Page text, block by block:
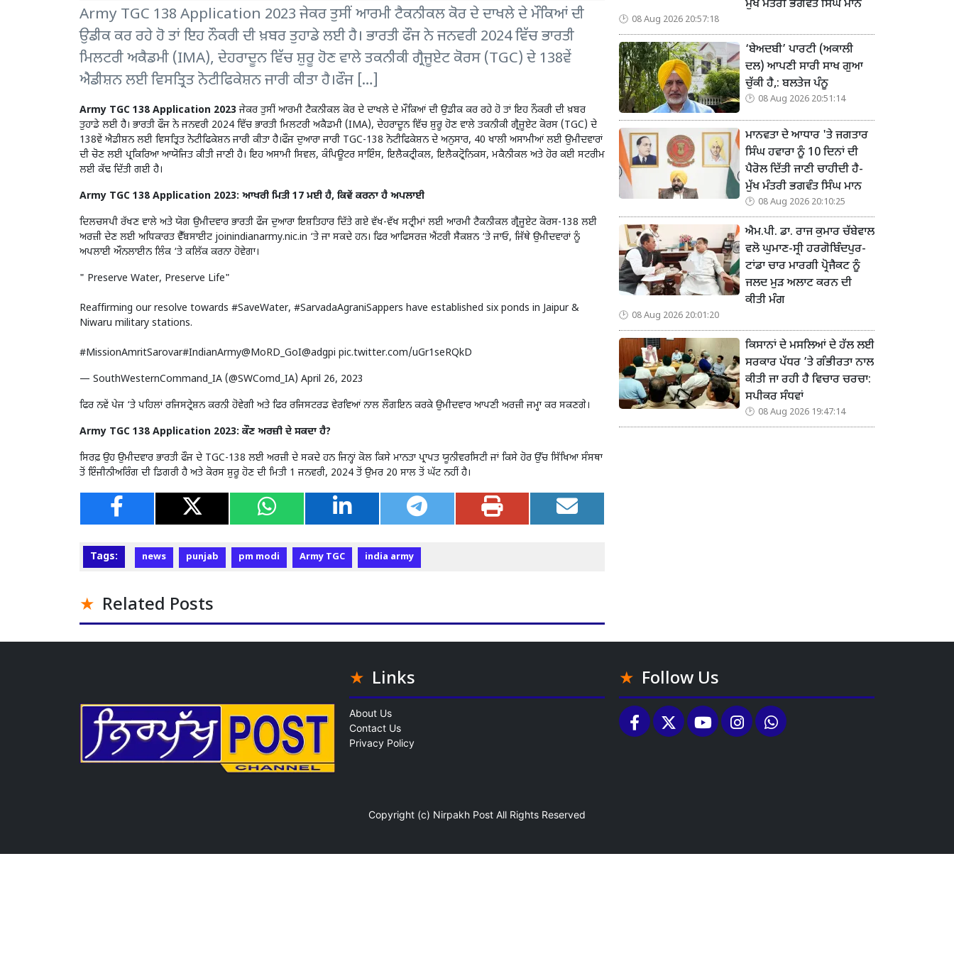
Army TGC 138 Application 2023 ਜੇਕਰ ਤੁਸੀਂ ਆਰਮੀ ਟੈਕਨੀਕਲ ਕੋਰ ਦੇ ਦਾਖਲੇ ਦੇ ਮੌਕਿਆਂ ਦੀ
ਉਡੀਕ ਕਰ ਰਹੇ ਹੋ ਤਾਂ ਇਹ ਨੌਕਰੀ ਦੀ ਖ਼ਬਰ ਤੁਹਾਡੇ ਲਈ ਹੈ। ਭਾਰਤੀ ਫੌਜ ਨੇ ਜਨਵਰੀ 2024 ਵਿੱਚ ਭਾਰਤੀ
ਮਿਲਟਰੀ ਅਕੈਡਮੀ (IMA), ਦੇਹਰਾਦੂਨ ਵਿੱਚ ਸ਼ੁਰੂ ਹੋਣ ਵਾਲੇ ਤਕਨੀਕੀ ਗ੍ਰੈਜੂਏਟ ਕੋਰਸ (TGC) ਦੇ 138ਵੇਂ
ਐਡੀਸ਼ਨ ਲਈ ਵਿਸਤ੍ਰਿਤ ਨੋਟੀਫਿਕੇਸ਼ਨ ਜਾਰੀ ਕੀਤਾ ਹੈ।ਫੌਜ […]
Army TGC 138 Application 2023 ਜੇਕਰ ਤੁਸੀਂ ਆਰਮੀ ਟੈਕਨੀਕਲ ਕੋਰ ਦੇ ਦਾਖਲੇ ਦੇ ਮੌਕਿਆਂ ਦੀ ਉਡੀਕ ਕਰ ਰਹੇ ਹੋ ਤਾਂ ਇਹ ਨੌਕਰੀ ਦੀ ਖ਼ਬਰ
ਤੁਹਾਡੇ ਲਈ ਹੈ। ਭਾਰਤੀ ਫੌਜ ਨੇ ਜਨਵਰੀ 2024 ਵਿੱਚ ਭਾਰਤੀ ਮਿਲਟਰੀ ਅਕੈਡਮੀ (IMA), ਦੇਹਰਾਦੂਨ ਵਿੱਚ ਸ਼ੁਰੂ ਹੋਣ ਵਾਲੇ ਤਕਨੀਕੀ ਗ੍ਰੈਜੂਏਟ ਕੋਰਸ (TGC) ਦੇ
138ਵੇਂ ਐਡੀਸ਼ਨ ਲਈ ਵਿਸਤ੍ਰਿਤ ਨੋਟੀਫਿਕੇਸ਼ਨ ਜਾਰੀ ਕੀਤਾ ਹੈ।ਫੌਜ ਦੁਆਰਾ ਜਾਰੀ TGC-138 ਨੋਟੀਫਿਕੇਸ਼ਨ ਦੇ ਅਨੁਸਾਰ, 40 ਖਾਲੀ ਅਸਾਮੀਆਂ ਲਈ ਉਮੀਦਵਾਰਾਂ
ਦੀ ਚੋਣ ਲਈ ਪ੍ਰਕਿਰਿਆ ਆਯੋਜਿਤ ਕੀਤੀ ਜਾਣੀ ਹੈ। ਇਹ ਅਸਾਮੀ ਸਿਵਲ, ਕੰਪਿਊਟਰ ਸਾਇੰਸ, ਇਲੈਕਟ੍ਰੀਕਲ, ਇਲੈਕਟ੍ਰੋਨਿਕਸ, ਮਕੈਨੀਕਲ ਅਤੇ ਹੋਰ ਕਈ ਸਟਰੀਮ
ਲਈ ਕੱਢ ਦਿੱਤੀ ਗਈ ਹੈ।
Army TGC 138 Application 2023: ਆਖਰੀ ਮਿਤੀ 17 ਮਈ ਹੈ, ਕਿਵੇਂ ਕਰਨਾ ਹੈ ਅਪਲਾਈ
ਦਿਲਚਸਪੀ ਰੱਖਣ ਵਾਲੇ ਅਤੇ ਯੋਗ ਉਮੀਦਵਾਰ ਭਾਰਤੀ ਫੌਜ ਦੁਆਰਾ ਇਸ਼ਤਿਹਾਰ ਦਿੱਤੇ ਗਏ ਵੱਖ-ਵੱਖ ਸਟ੍ਰੀਮਾਂ ਲਈ ਆਰਮੀ ਟੈਕਨੀਕਲ ਗ੍ਰੈਜੂਏਟ ਕੋਰਸ-138 ਲਈ
ਅਰਜ਼ੀ ਦੇਣ ਲਈ ਅਧਿਕਾਰਤ ਵੈੱਬਸਾਈਟ joinindianarmy.nic.in ‘ਤੇ ਜਾ ਸਕਦੇ ਹਨ। ਫਿਰ ਆਫਿਸਰਜ਼ ਐਂਟਰੀ ਸੈਕਸ਼ਨ ‘ਤੇ ਜਾਓ, ਜਿੱਥੇ ਉਮੀਦਵਾਰਾਂ ਨੂੰ
ਅਪਲਾਈ ਔਨਲਾਈਨ ਲਿੰਕ ‘ਤੇ ਕਲਿੱਕ ਕਰਨਾ ਹੋਵੇਗਾ।
" Preserve Water, Preserve Life"
Reaffirming our resolve towards #SaveWater, #SarvadaAgraniSappers have established six ponds in Jaipur &
Niwaru military stations.
#MissionAmritSarovar#IndianArmy@MoRD_GoI@adgpi pic.twitter.com/uGr1seRQkD
— SouthWesternCommand_IA (@SWComd_IA) April 26, 2023
ਫਿਰ ਨਵੇਂ ਪੇਜ ‘ਤੇ ਪਹਿਲਾਂ ਰਜਿਸਟ੍ਰੇਸ਼ਨ ਕਰਨੀ ਹੋਵੇਗੀ ਅਤੇ ਫਿਰ ਰਜਿਸਟਰਡ ਵੇਰਵਿਆਂ ਨਾਲ ਲੌਗਇਨ ਕਰਕੇ ਉਮੀਦਵਾਰ ਆਪਣੀ ਅਰਜ਼ੀ ਜਮ੍ਹਾ ਕਰ ਸਕਣਗੇ।
Army TGC 138 Application 2023: ਕੌਣ ਅਰਜ਼ੀ ਦੇ ਸਕਦਾ ਹੈ?
ਸਿਰਫ਼ ਉਹ ਉਮੀਦਵਾਰ ਭਾਰਤੀ ਫੌਜ ਦੇ TGC-138 ਲਈ ਅਰਜ਼ੀ ਦੇ ਸਕਦੇ ਹਨ ਜਿਨ੍ਹਾਂ ਕੋਲ ਕਿਸੇ ਮਾਨਤਾ ਪ੍ਰਾਪਤ ਯੂਨੀਵਰਸਿਟੀ ਜਾਂ ਕਿਸੇ ਹੋਰ ਉੱਚ ਸਿੱਖਿਆ ਸੰਸਥਾ
ਤੋਂ ਇੰਜੀਨੀਅਰਿੰਗ ਦੀ ਡਿਗਰੀ ਹੈ ਅਤੇ ਕੋਰਸ ਸ਼ੁਰੂ ਹੋਣ ਦੀ ਮਿਤੀ 1 ਜਨਵਰੀ, 2024 ਤੋਂ ਉਮਰ 20 ਸਾਲ ਤੋਂ ਘੱਟ ਨਹੀਂ ਹੈ।
Tags: news punjab pm modi Army TGC india army
Related Posts
ਮੁੱਖ ਮੰਤਰੀ ਭਗਵੰਤ ਸਿੰਘ ਮਾਨ
08 Aug 2026 20:57:18
‘ਬੇਅਦਬੀ’ ਪਾਰਟੀ (ਅਕਾਲੀ
ਦਲ) ਆਪਣੀ ਸਾਰੀ ਸਾਖ ਗੁਆ
ਚੁੱਕੀ ਹੈ,: ਬਲਤੇਜ ਪੰਨੂ
08 Aug 2026 20:51:14
ਮਾਨਵਤਾ ਦੇ ਆਧਾਰ 'ਤੇ ਜਗਤਾਰ
ਸਿੰਘ ਹਵਾਰਾ ਨੂੰ 10 ਦਿਨਾਂ ਦੀ
ਪੈਰੋਲ ਦਿੱਤੀ ਜਾਣੀ ਚਾਹੀਦੀ ਹੈ-
ਮੁੱਖ ਮੰਤਰੀ ਭਗਵੰਤ ਸਿੰਘ ਮਾਨ
08 Aug 2026 20:10:25
ਐਮ.ਪੀ. ਡਾ. ਰਾਜ ਕੁਮਾਰ ਚੱਬੇਵਾਲ
ਵਲੋ ਘੁਮਾਣ-ਸ੍ਰੀ ਹਰਗੋਬਿੰਦਪੁਰ-
ਟਾਂਡਾ ਚਾਰ ਮਾਰਗੀ ਪ੍ਰੋਜੈਕਟ ਨੂੰ
ਜਲਦ ਮੁੜ ਅਲਾਟ ਕਰਨ ਦੀ
ਕੀਤੀ ਮੰਗ
08 Aug 2026 20:01:20
ਕਿਸਾਨਾਂ ਦੇ ਮਸਲਿਆਂ ਦੇ ਹੱਲ ਲਈ
ਸਰਕਾਰ ਪੱਧਰ ’ਤੇ ਗੰਭੀਰਤਾ ਨਾਲ
ਕੀਤੀ ਜਾ ਰਹੀ ਹੈ ਵਿਚਾਰ ਚਰਚਾ:
ਸਪੀਕਰ ਸੰਧਵਾਂ
08 Aug 2026 19:47:14
Links
About Us
Contact Us
Privacy Policy
Follow Us
Copyright (c) Nirpakh Post All Rights Reserved